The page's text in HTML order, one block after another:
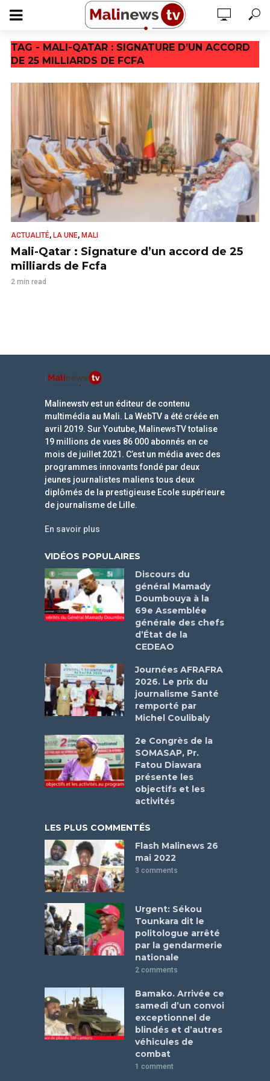
TAG - MALI-QATAR : SIGNATURE D’UN ACCORD
DE 25 MILLIARDS DE FCFA
ACTUALITÉ, LA UNE, MALI
Mali-Qatar : Signature d’un accord de 25
milliards de Fcfa
2 min read
Malinewstv est un éditeur de contenu
multimédia au Mali. La WebTV a été créée en
avril 2019. Sur Youtube, MalinewsTV totalise
19 millions de vues 86 000 abonnés en ce
mois de juillet 2021. C’est un média avec des
programmes innovants fondé par deux
jeunes journalistes maliens tous deux
diplômés de la prestigieuse Ecole supérieure
de journalisme de Lille.
En savoir plus
VIDÉOS POPULAIRES
Discours du
général Mamady
Doumbouya à la
69e Assemblée
générale des chefs
d’État de la
CEDEAO
Journées AFRAFRA
2026. Le prix du
journalisme Santé
remporté par
Michel Coulibaly
2e Congrès de la
SOMASAP, Pr.
Fatou Diawara
présente les
objectifs et les
activités
LES PLUS COMMENTÉS
Flash Malinews 26
mai 2022
3 comments
Urgent: Sékou
Tounkara dit le
politologue arrêté
par la gendarmerie
nationale
2 comments
Bamako. Arrivée ce
samedi d’un convoi
exceptionnel de
blindés et d’autres
véhicules de
combat
1 comment